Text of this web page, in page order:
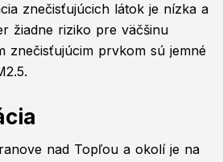
znečisťujúcich látok je nízka a
žiadne riziko pre väčšinu
znečisťujúcim prvkom sú jemné
nad Topľou a okolí je na